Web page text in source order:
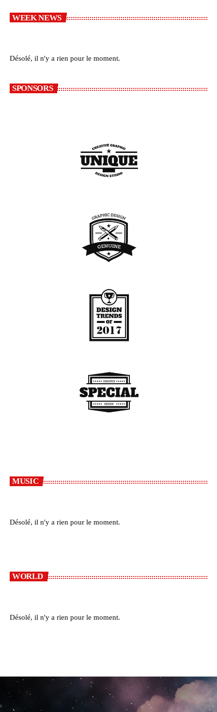
WEEK NEWS
Désolé, il n'y a rien pour le moment.
SPONSORS
MUSIC
Désolé, il n'y a rien pour le moment.
WORLD
Désolé, il n'y a rien pour le moment.